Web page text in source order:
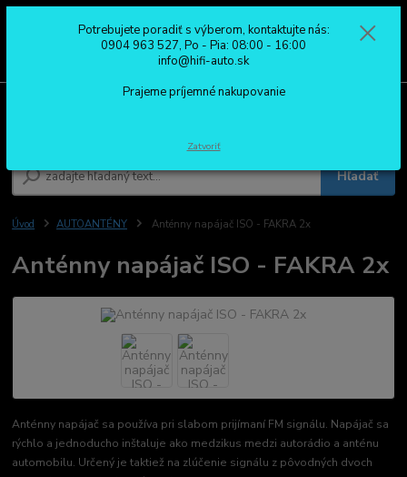
Hľadať
0904 963 527
Po - Pia: 08:00 - 16:00
Úvod AUTOANTÉNY Anténny napájač ISO - FAKRA 2x
Anténny napájač ISO - FAKRA 2x
Anténny napájač sa používa pri slabom prijímaní FM signálu. Napájač sa
rýchlo a jednoducho inštaluje ako medzikus medzi autorádio a anténu
automobilu. Určený je taktiež na zlúčenie signálu z pôvodných dvoch
Potrebujete poradiť s výberom, kontaktujte nás:
0904 963 527, Po - Pia: 08:00 - 16:00
info@hifi-auto.sk
Prajeme príjemné nakupovanie
Zatvoriť